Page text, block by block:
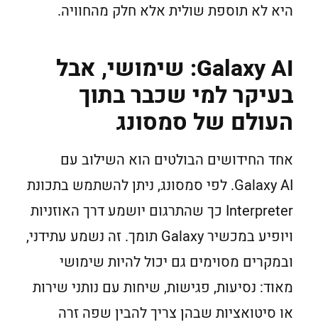
היא לא תוספת שולית אלא חלק מהחוויה.
Galaxy AI: שימושי, אבל
בעיקר למי שכבר בתוך
העולם של סמסונג
אחד החידושים הבולטים הוא השילוב עם
Galaxy AI. לפי סמסונג, ניתן להשתמש בתכונת
Interpreter כך שהתרגום יושמע דרך האוזניות
ויופיע במכשיר Galaxy תומך. זה נשמע עתידני,
ובמקרים מסוימים גם יכול להיות שימושי
מאוד: נסיעות, פגישות, שיחות עם נותני שירות
או סיטואציות שבהן צריך להבין שפה זרה